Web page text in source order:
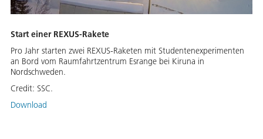
Start einer REXUS-Rakete
Pro Jahr starten zwei REXUS-Raketen mit Studentenexperimenten
an Bord vom Raumfahrtzentrum Esrange bei Kiruna in
Nordschweden.
Credit: SSC.
Download